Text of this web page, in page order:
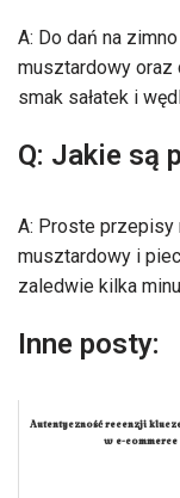
A: Do dań na
musztardowy oraz
smak sałatek i
Q: Jakie są
A: Proste przepisy
musztardowy i
zaledwie kilka
Inne posty:
Autentyczność recenzji
w e-commerce